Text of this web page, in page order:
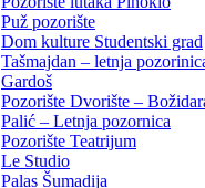
Puž pozorište
Dom kulture Studentski grad
Tašmajdan – letnja
Gardoš
Pozorište Dvorište –
Palić – Letnja pozornica
Pozorište Teatrijum
Le Studio
Palas Šumadija